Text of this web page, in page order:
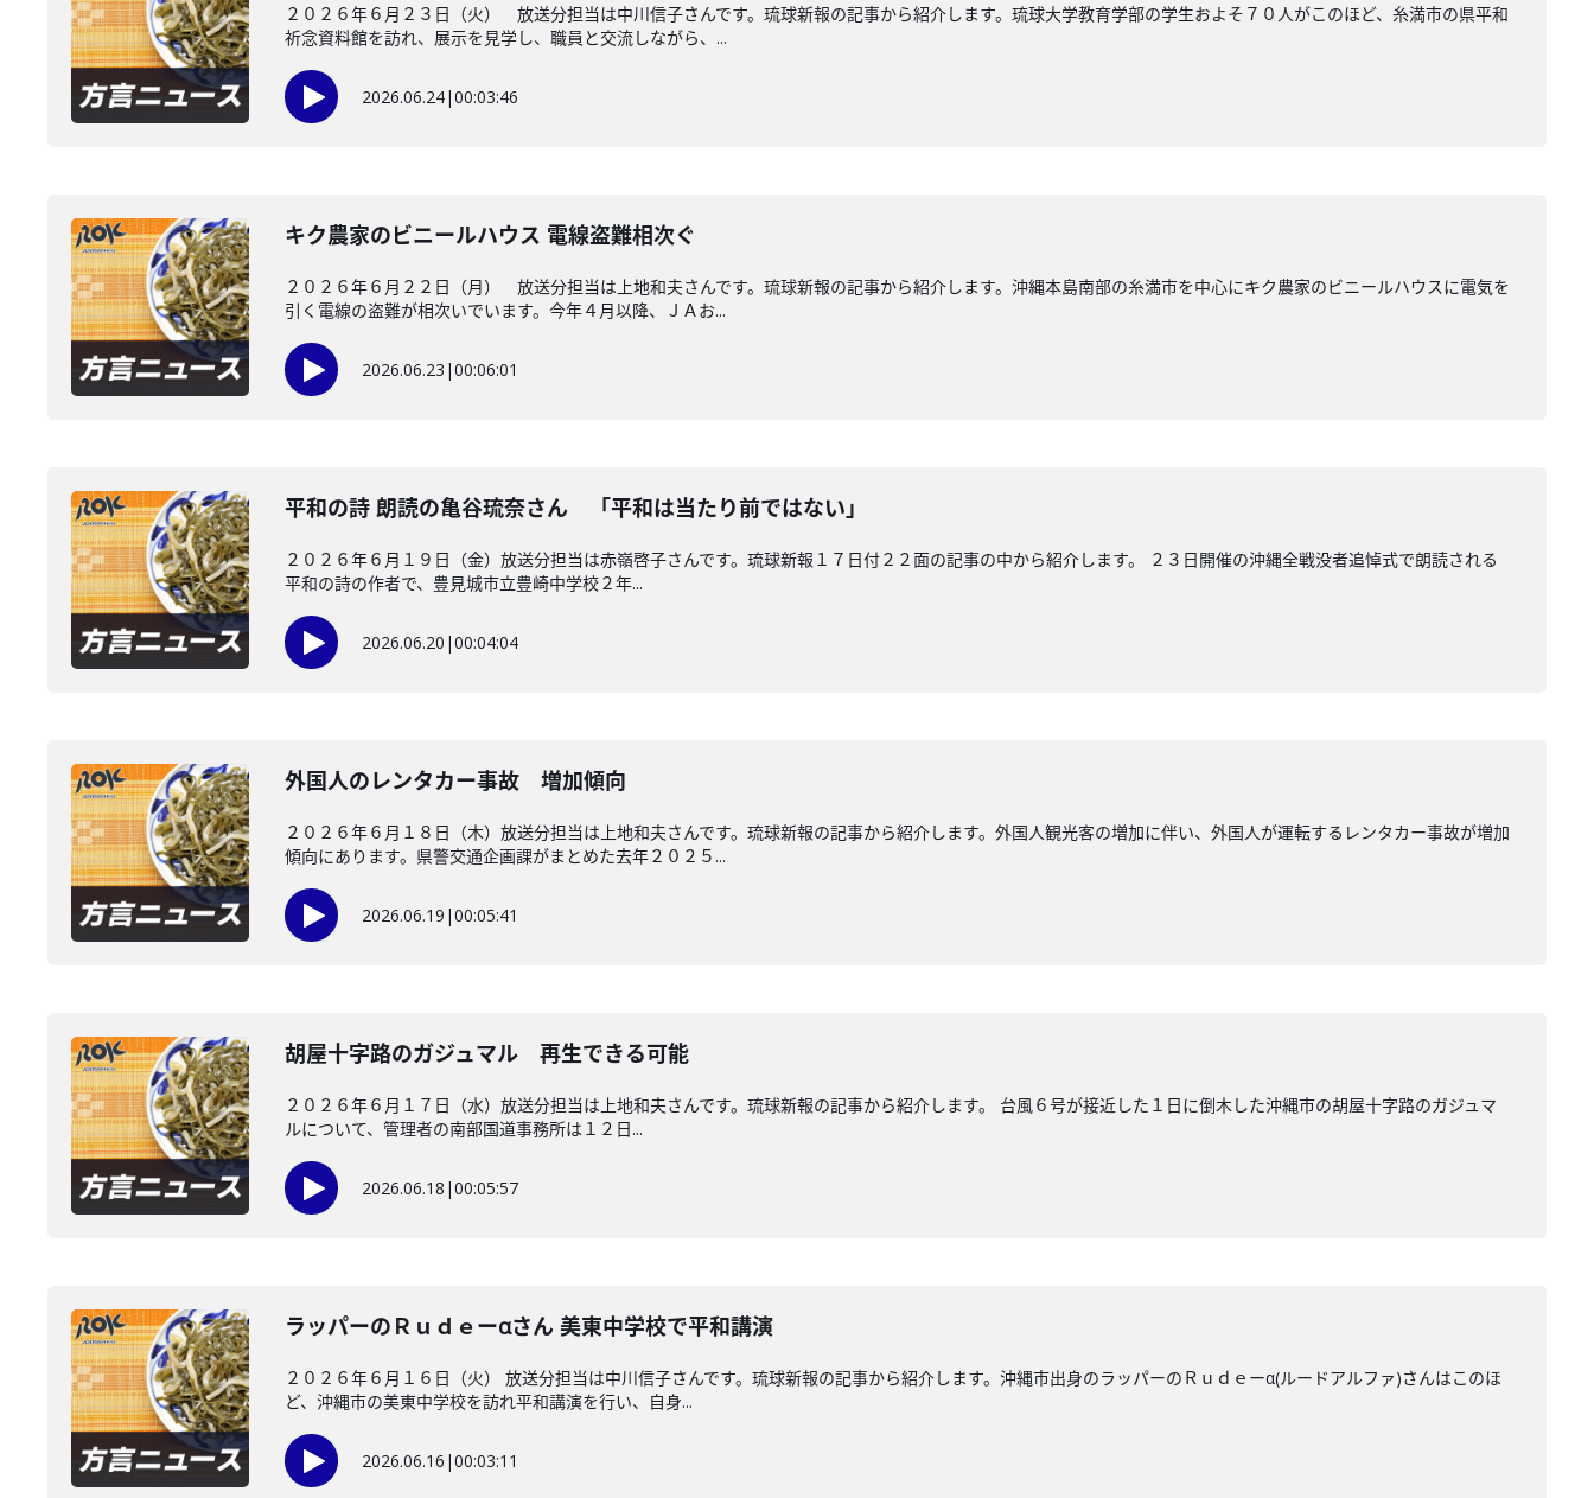
２０２６年６月２３日（火） 放送分担当は中川信子さんです。琉球新報の記事から紹介します。琉球大学教育学部の学生およそ７０人がこのほど、糸満市の県平和
祈念資料館を訪れ、展示を見学し、職員と交流しながら、...
2026.06.24|00:03:46
キク農家のビニールハウス 電線盗難相次ぐ
２０２６年６月２２日（月） 放送分担当は上地和夫さんです。琉球新報の記事から紹介します。沖縄本島南部の糸満市を中心にキク農家のビニールハウスに電気を
引く電線の盗難が相次いでいます。今年４月以降、ＪＡお...
2026.06.23 |00:06:01
平和の詩 朗読の亀谷琉奈さん 「平和は当たり前ではない」
２０２６年６月１９日（金）放送分担当は赤嶺啓子さんです。琉球新報１７日付２２面の記事の中から紹介します。 ２３日開催の沖縄全戦没者追悼式で朗読される
平和の詩の作者で、豊見城市立豊崎中学校２年...
2026.06.20 |00:04:04
外国人のレンタカー事故 増加傾向
２０２６年６月１８日（木）放送分担当は上地和夫さんです。琉球新報の記事から紹介します。外国人観光客の増加に伴い、外国人が運転するレンタカー事故が増加
傾向にあります。県警交通企画課がまとめた去年２０２５...
2026.06.19 |00:05:41
胡屋十字路のガジュマル 再生できる可能
２０２６年６月１７日（水）放送分担当は上地和夫さんです。琉球新報の記事から紹介します。 台風６号が接近した１日に倒木した沖縄市の胡屋十字路のガジュマ
ルについて、管理者の南部国道事務所は１２日...
2026.06.18 |00:05:57
ラッパーのＲｕｄｅーαさん 美東中学校で平和講演
２０２６年６月１６日（火） 放送分担当は中川信子さんです。琉球新報の記事から紹介します。沖縄市出身のラッパーのＲｕｄｅーα(ルードアルファ)さんはこのほ
ど、沖縄市の美東中学校を訪れ平和講演を行い、自身...
2026.06.16 |00:03:11